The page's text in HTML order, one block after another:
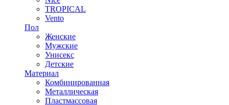
TROPICAL
Vento
Пол
Женские
Мужские
Унисекс
Детские
Материал
Комбинированная
Металлическая
Пластмассовая